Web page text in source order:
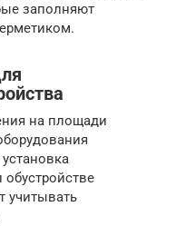
заполняют
на площади
учитывать